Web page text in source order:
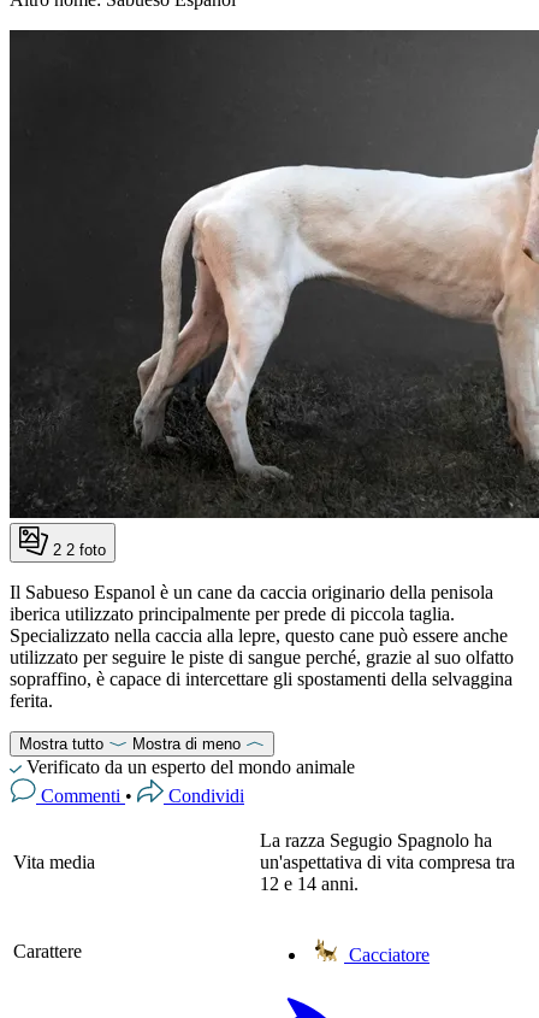
2 2 foto
Il Sabueso Espanol è un cane da caccia originario della penisola
iberica utilizzato principalmente per prede di piccola taglia.
Specializzato nella caccia alla lepre, questo cane può essere anche
utilizzato per seguire le piste di sangue perché, grazie al suo olfatto
sopraffino, è capace di intercettare gli spostamenti della selvaggina
ferita.
Mostra tutto Mostra di meno
Verificato da un esperto del mondo animale
Commenti • Condividi
Vita media
La razza Segugio Spagnolo ha
un'aspettativa di vita compresa tra
12 e 14 anni.
Carattere Cacciatore